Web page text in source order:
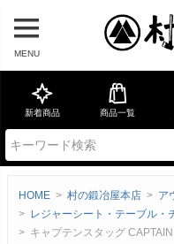
MENU
新着商品 商品一覧
HOME 村の鍛冶屋本店
ア
レジャーシート・テーブル・
キャプテンスタッグ CAPTAIN STAGカルバー